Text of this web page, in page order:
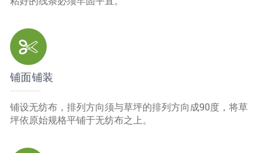
铺面铺装
铺设无纺布，排列方向须与草坪的排列方向成90度，将草
坪依原始规格平铺于无纺布之上。